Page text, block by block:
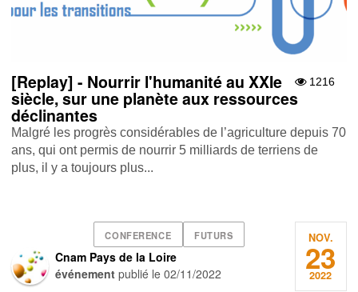
1216
[Replay] - Nourrir l'humanité au XXIe
siècle, sur une planète aux ressources
déclinantes
Malgré les progrès considérables de l’agriculture depuis 70
ans, qui ont permis de nourrir 5 milliards de terriens de
plus, il y a toujours plus...
CONFERENCE FUTURS
Cnam Pays de la Loire
événement publié le02/11/2022
NOV.
23
2022